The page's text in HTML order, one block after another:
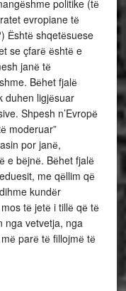
politike (tё
evropiane tё
Ёshtё shqetёsuese
se çfarё ёshtё e
janё tё
Bёhet fjalё
duhen ligjёsuar
Shpesh n’Evropё
moderuar”
por janё,
e bёjnё. Bёhet fjalё
me qёllim qё
kundёr
tё jetё i tillё qё tё
nga vetvetja, nga
parё tё fillojmё tё